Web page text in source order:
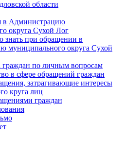
области
в Администрацию
округа Сухой Лог
знать при обращении в
муниципального округа Сухой
граждан по личным вопросам
в сфере обращений граждан
затрагивающие интересы
круга лиц
граждан